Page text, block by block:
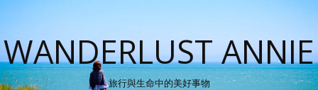
WANDERLUST ANNIE
旅行與生命中的美好事物